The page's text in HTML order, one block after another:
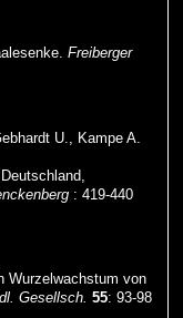
Freiberger
U., Kampe A.
: 419-440
Wurzelwachstum von
Gesellsch. 55: 93-98